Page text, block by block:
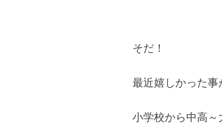
そだ！
最近嬉しかった事
小学校から中高